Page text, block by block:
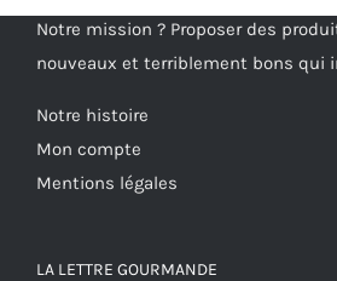
Notre mission ? Proposer des
nouveaux et terriblement bons qui
Notre histoire
Mon compte
Mentions légales
LA LETTRE GOURMANDE